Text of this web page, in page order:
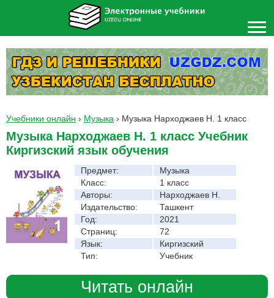
Учебники онлайн › Музыка › Музыка Нарходжаев Н. 1 класс
Музыка Нарходжаев Н. 1 класс Учебник
Киргизский язык обучения
Предмет:
Музыка
Класс:
1 класс
Авторы:
Нарходжаев Н.
Издательство:
Ташкент
Год:
2021
Страниц:
72
Язык:
Киргизский
Тип:
Учебник
Читать онлайн